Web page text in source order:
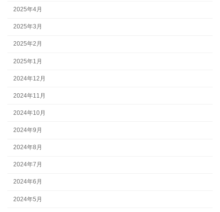
2025年4月
2025年3月
2025年2月
2025年1月
2024年12月
2024年11月
2024年10月
2024年9月
2024年8月
2024年7月
2024年6月
2024年5月